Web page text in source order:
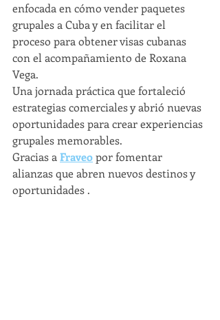
enfocada en cómo vender paquetes
grupales a Cuba y en facilitar el
proceso para obtener visas cubanas
con el acompañamiento de Roxana
Vega.
Una jornada práctica que fortaleció
estrategias comerciales y abrió nuevas
oportunidades para crear experiencias
grupales memorables.
Gracias a Fraveo por fomentar
alianzas que abren nuevos destinos y
oportunidades .